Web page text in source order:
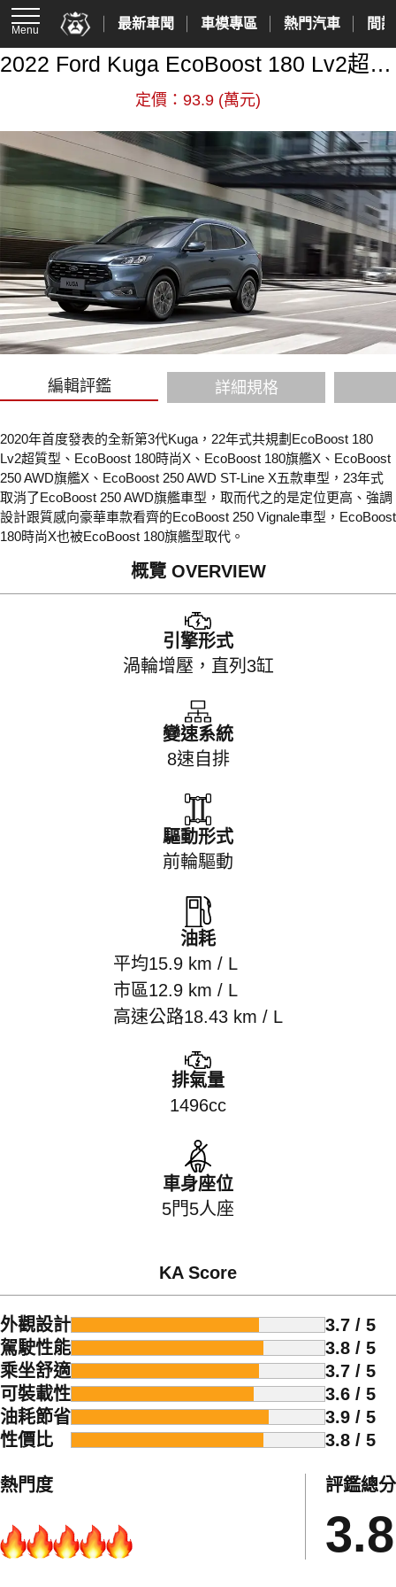
Menu 最新車聞 車模專區 熱門汽車 間
2022 Ford Kuga EcoBoost 180 Lv2超質型
定價：93.9 (萬元)
編輯評鑑 詳細規格
2020年首度發表的全新第3代Kuga，22年式共規劃EcoBoost 180
Lv2超質型、EcoBoost 180時尚X、EcoBoost 180旗艦X、EcoBoost
250 AWD旗艦X、EcoBoost 250 AWD ST-Line X五款車型，23年式
取消了EcoBoost 250 AWD旗艦車型，取而代之的是定位更高、強調
設計跟質感向豪華車款看齊的EcoBoost 250 Vignale車型，EcoBoost
180時尚X也被EcoBoost 180旗艦型取代。
概覽 OVERVIEW
引擎形式
渦輪增壓，直列3缸
變速系統
8速自排
驅動形式
前輪驅動
油耗
平均15.9 km / L
市區12.9 km / L
高速公路18.43 km / L
排氣量
1496cc
車身座位
5門5人座
KA Score
外觀設計
3.7 / 5
駕駛性能
3.8 / 5
乘坐舒適
3.7 / 5
可裝載性
3.6 / 5
油耗節省
3.9 / 5
性價比
3.8 / 5
熱門度 評鑑總分
3.8